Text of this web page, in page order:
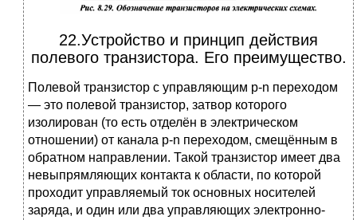
22.Устройство и принцип действия
полевого транзистора. Его преимущество.
Полевой транзистор с управляющим p-n переходом
— это полевой транзистор, затвор которого
изолирован (то есть отделён в электрическом
отношении) от канала p-n переходом, смещённым в
обратном направлении. Такой транзистор имеет два
невыпрямляющих контакта к области, по которой
проходит управляемый ток основных носителей
заряда, и один или два управляющих электронно-